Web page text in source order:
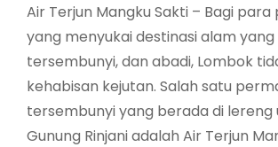
Air Terjun Mangku Sakti – Bagi
yang menyukai destinasi alam yang
tersembunyi, dan abadi, Lombok
kehabisan kejutan. Salah satu
tersembunyi yang berada di lereng
Gunung Rinjani adalah Air Terjun